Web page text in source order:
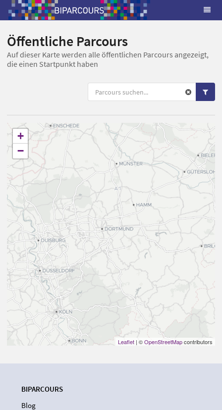
Öffentliche Parcours
Auf dieser Karte werden alle öffentlichen Parcours angezeigt,
die einen Startpunkt haben
+
−
Leaflet | ©OpenStreetMapcontributors
BIPARCOURS
Blog